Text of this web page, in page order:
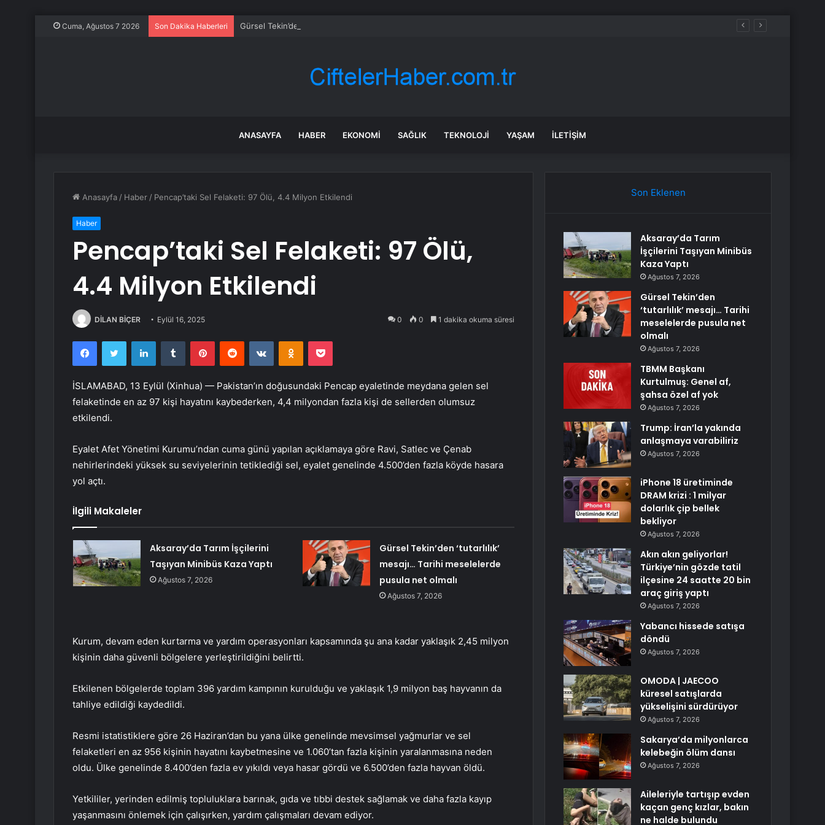
Cuma, Ağustos 7 2026 Son Dakika Haberleri Gürsel Tekin’den ‘tutarlılık’ mesajı… Tarihi meselelerde pusula net olmalı
ANASAYFA HABER EKONOMI SAĞLIK TEKNOLOJI YAŞAM İLETIŞIM
Anasayfa / Haber / Pencap’taki Sel Felaketi: 97 Ölü, 4.4 Milyon Etkilendi
Haber
Pencap’taki Sel Felaketi: 97 Ölü,
4.4 Milyon Etkilendi
DİLAN BİÇER Eylül 16, 2025 0 0 1 dakika okuma süresi
FacebookTwitter LinkedInTumblr PinterestReddit VKontakteOdnoklassniki
Pocket
İSLAMABAD, 13 Eylül (Xinhua) — Pakistan’ın doğusundaki Pencap eyaletinde meydana gelen sel
felaketinde en az 97 kişi hayatını kaybederken, 4,4 milyondan fazla kişi de sellerden olumsuz
etkilendi.
Eyalet Afet Yönetimi Kurumu’ndan cuma günü yapılan açıklamaya göre Ravi, Satlec ve Çenab
nehirlerindeki yüksek su seviyelerinin tetiklediği sel, eyalet genelinde 4.500’den fazla köyde hasara
yol açtı.
İlgili Makaleler
Aksaray’da Tarım İşçilerini
Taşıyan Minibüs Kaza Yaptı
Ağustos 7, 2026
Gürsel Tekin’den ‘tutarlılık’
mesajı… Tarihi meselelerde
pusula net olmalı
Ağustos 7, 2026
Kurum, devam eden kurtarma ve yardım operasyonları kapsamında şu ana kadar yaklaşık 2,45 milyon
kişinin daha güvenli bölgelere yerleştirildiğini belirtti.
Etkilenen bölgelerde toplam 396 yardım kampının kurulduğu ve yaklaşık 1,9 milyon baş hayvanın da
tahliye edildiği kaydedildi.
Resmi istatistiklere göre 26 Haziran’dan bu yana ülke genelinde mevsimsel yağmurlar ve sel
felaketleri en az 956 kişinin hayatını kaybetmesine ve 1.060’tan fazla kişinin yaralanmasına neden
oldu. Ülke genelinde 8.400’den fazla ev yıkıldı veya hasar gördü ve 6.500’den fazla hayvan öldü.
Yetkililer, yerinden edilmiş topluluklara barınak, gıda ve tıbbi destek sağlamak ve daha fazla kayıp
yaşanmasını önlemek için çalışırken, yardım çalışmaları devam ediyor.
Son Eklenen
Aksaray’da Tarım
İşçilerini Taşıyan Minibüs
Kaza Yaptı
Ağustos 7, 2026
Gürsel Tekin’den
‘tutarlılık’ mesajı… Tarihi
meselelerde pusula net
olmalı
Ağustos 7, 2026
TBMM Başkanı
Kurtulmuş: Genel af,
şahsa özel af yok
Ağustos 7, 2026
Trump: İran’la yakında
anlaşmaya varabiliriz
Ağustos 7, 2026
iPhone 18 üretiminde
DRAM krizi : 1 milyar
dolarlık çip bellek
bekliyor
Ağustos 7, 2026
Akın akın geliyorlar!
Türkiye’nin gözde tatil
ilçesine 24 saatte 20 bin
araç giriş yaptı
Ağustos 7, 2026
Yabancı hissede satışa
döndü
Ağustos 7, 2026
OMODA | JAECOO
küresel satışlarda
yükselişini sürdürüyor
Ağustos 7, 2026
Sakarya’da milyonlarca
kelebeğin ölüm dansı
Ağustos 7, 2026
Aileleriyle tartışıp evden
kaçan genç kızlar, bakın
ne halde bulundu